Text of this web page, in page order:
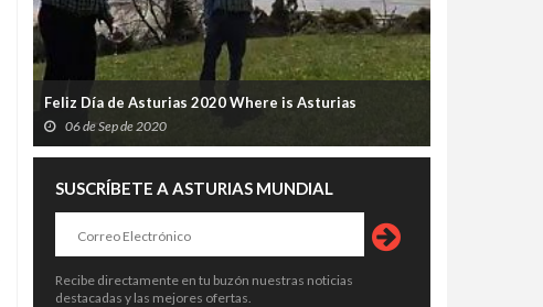
Feliz Día de Asturias 2020 Where is Asturias
06 de Sep de 2020
SUSCRÍBETE A ASTURIAS MUNDIAL
Recibe directamente en tu buzón nuestras noticias
destacadas y las mejores ofertas.